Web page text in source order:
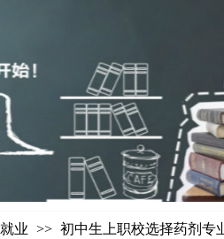
业 >> 初中生上职校选择药剂专